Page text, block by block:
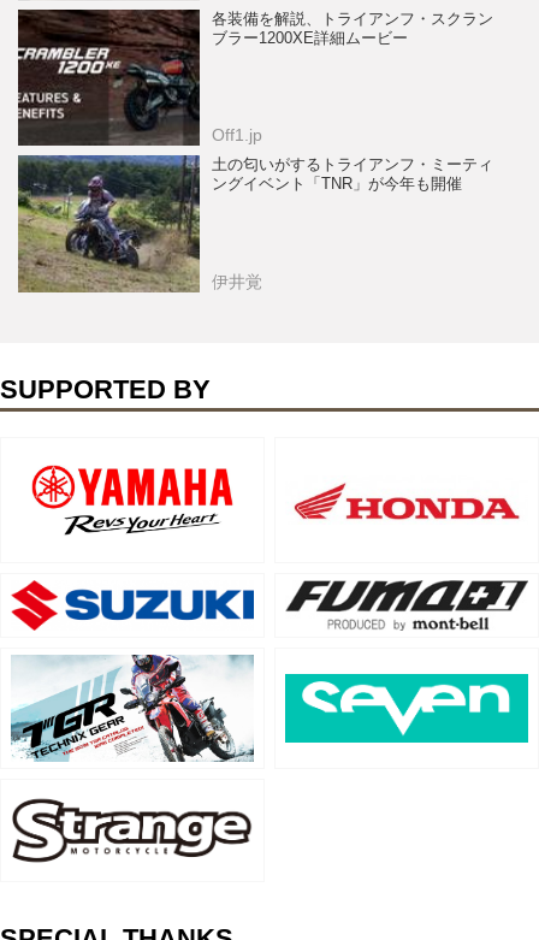
各装備を解説、トライアンフ・スクラン
ブラー1200XE詳細ムービー
Off1.jp
土の匂いがするトライアンフ・ミーティ
ングイベント「TNR」が今年も開催
伊井覚
SUPPORTED BY